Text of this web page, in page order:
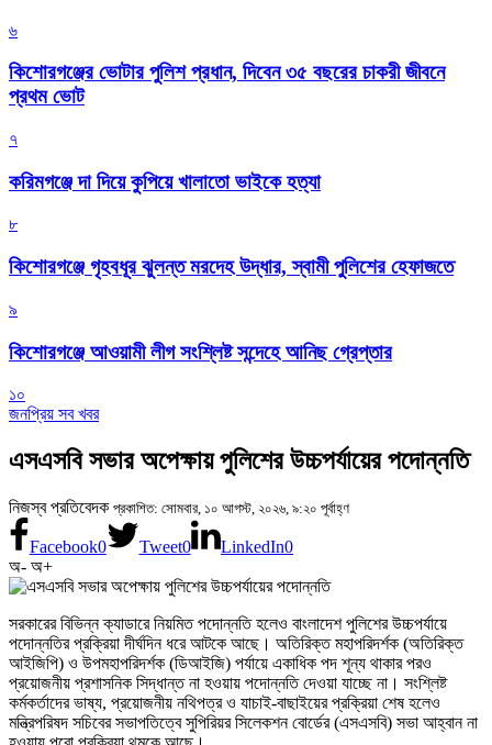
৬
কিশোরগঞ্জের ভোটার পুলিশ প্রধান, দিবেন ৩৫ বছরের চাকরী জীবনে
প্রথম ভোট
৭
করিমগঞ্জে দা দিয়ে কুপিয়ে খালাতো ভাইকে হত্যা
৮
কিশোরগঞ্জে গৃহবধূর ঝুলন্ত মরদেহ উদ্ধার, স্বামী পুলিশের হেফাজতে
৯
কিশোরগঞ্জে আওয়ামী লীগ সংশ্লিষ্ট সন্দেহে আনিছ গ্রেপ্তার
১০
জনপ্রিয় সব খবর
এসএসবি সভার অপেক্ষায় পুলিশের উচ্চপর্যায়ের পদোন্নতি
নিজস্ব প্রতিবেদক প্রকাশিত: সোমবার, ১০ আগস্ট, ২০২৬, ৯:২০ পূর্বাহ্ণ
Facebook0 Tweet0 LinkedIn0
অ- অ+
সরকারের বিভিন্ন ক্যাডারে নিয়মিত পদোন্নতি হলেও বাংলাদেশ পুলিশের উচ্চপর্যায়ে
পদোন্নতির প্রক্রিয়া দীর্ঘদিন ধরে আটকে আছে। অতিরিক্ত মহাপরিদর্শক (অতিরিক্ত
আইজিপি) ও উপমহাপরিদর্শক (ডিআইজি) পর্যায়ে একাধিক পদ শূন্য থাকার পরও
প্রয়োজনীয় প্রশাসনিক সিদ্ধান্ত না হওয়ায় পদোন্নতি দেওয়া যাচ্ছে না। সংশ্লিষ্ট
কর্মকর্তাদের ভাষ্য, প্রয়োজনীয় নথিপত্র ও যাচাই-বাছাইয়ের প্রক্রিয়া শেষ হলেও
মন্ত্রিপরিষদ সচিবের সভাপতিত্বে সুপিরিয়র সিলেকশন বোর্ডের (এসএসবি) সভা আহ্বান না